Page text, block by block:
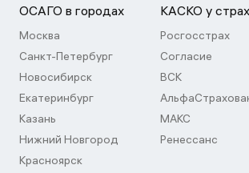
ОСАГО в городах
Москва
Санкт-Петербург
Новосибирск
Екатеринбург
Казань
Нижний Новгород
Красноярск
КАСКО у
Росгосстрах
Согласие
ВСК
МАКС
Ренессанс